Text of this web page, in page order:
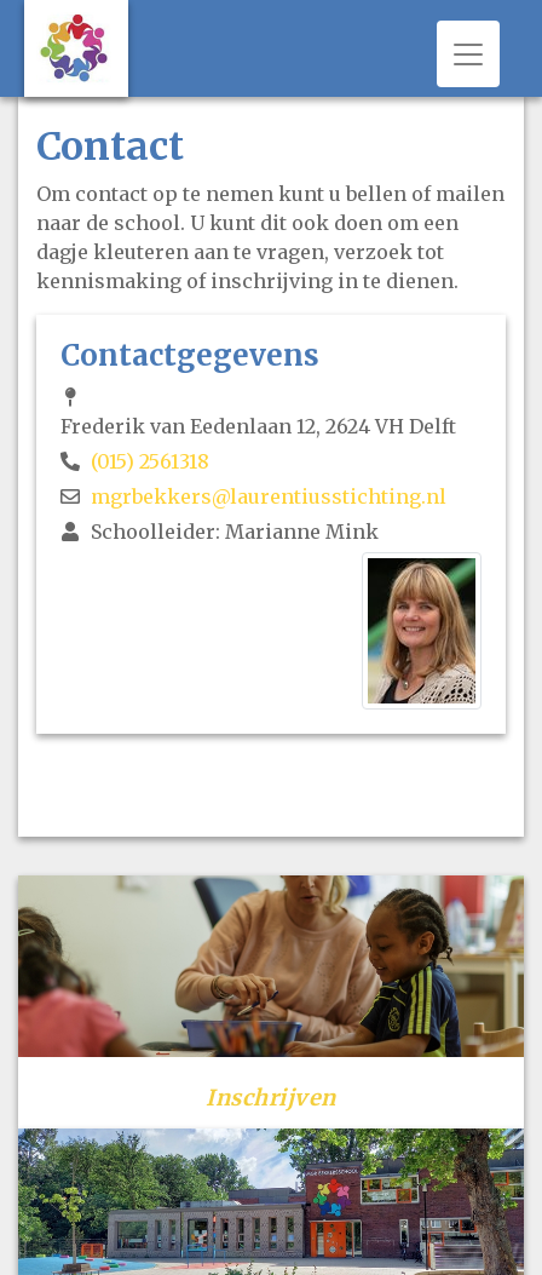
Contact
Om contact op te nemen kunt u bellen of mailen
naar de school. U kunt dit ook doen om een
dagje kleuteren aan te vragen, verzoek tot
kennismaking of inschrijving in te dienen.
Contactgegevens
Frederik van Eedenlaan 12, 2624 VH Delft
(015) 2561318
mgrbekkers@laurentiusstichting.nl
Schoolleider: Marianne Mink
Inschrijven